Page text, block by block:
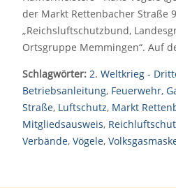
der Markt Rettenbacher Straße
„Reichsluftschutzbund,
Ortsgruppe Memmingen“. Auf
Schlagwörter: 2. Weltkrieg -
Betriebsanleitung, Feuerwehr,
Straße, Luftschutz, Markt
Mitgliedsausweis,
Verbände, Vögele,